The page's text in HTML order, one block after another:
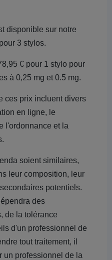
disponible sur notre
3 stylos.
€ pour 1 stylo pour
à 0,25 mg et 0.5 mg.
ces prix incluent divers
en ligne, le
l'ordonnance et la
soient similaires,
leur composition, leur
potentiels.
des
de la tolérance
d'un professionnel de
tout traitement, il
un professionnel de la